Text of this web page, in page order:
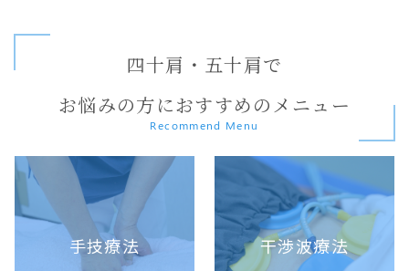
四十肩・五十肩で
お悩みの方におすすめのメニュー
Recommend Menu
手技療法 干渉波療法